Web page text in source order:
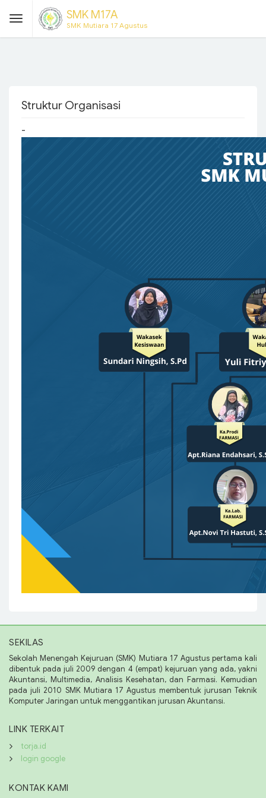
SMK M17A
SMK Mutiara 17 Agustus
Struktur Organisasi
-
SEKILAS
Sekolah Menengah Kejuruan (SMK) Mutiara 17 Agustus pertama kali
dibentuk pada juli 2009 dengan 4 (empat) kejuruan yang ada, yakni
Akuntansi, Multimedia, Analisis Kesehatan, dan Farmasi. Kemudian
pada juli 2010 SMK Mutiara 17 Agustus membentuk jurusan Teknik
Komputer Jaringan untuk menggantikan jurusan Akuntansi.
LINK TERKAIT
torja.id
login google
KONTAK KAMI